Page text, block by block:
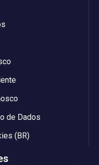
de Dados
(BR)